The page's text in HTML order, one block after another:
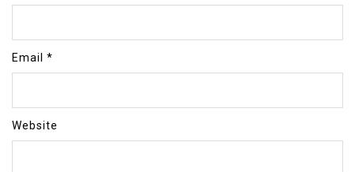
Email *
Website